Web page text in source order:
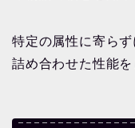
特定の属性に寄ら
詰め合わせた性能を